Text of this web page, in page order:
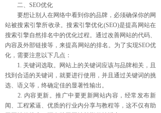
二、SEO优化
要想让别人在网络中看到你的品牌，必须确保你的网
站被搜索引擎所收录。搜索引擎优化(SEO)是提高网站在
搜索引擎自然排名中的优化过程。通过改善网站的代码、
内容及外部链接等，来提高网站的排名。为了实现SEO优
化，需要注意以下几点：
1. 关键词选取。网站上的关键词应该与品牌相关，且
找到合适的关键词，就要进行使用，并且通过关键词的挑
选、语义等，终确定佳的显著性输出。
2. 内容更新。推广中要更新网站内容，经常发布新
闻、工程紧逼、优质的行业内分享与教程等，这不仅有助